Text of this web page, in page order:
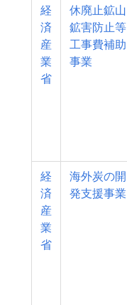
経
済
産
業
省
休廃止鉱山
鉱害防止等
工事費補助
事業
経
済
産
業
省
海外炭の開
発支援事業